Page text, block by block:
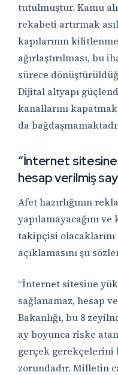
tutulmuştur. Kamu
rekabeti artırmak
kapılarının
ağırlaştırılması, bu
sürece
Dijital altyapı
kanallarını
da
“İnternet
hesap verilmiş
Afet hazırlığının
yapılamayacağını
takipçisi
açıklamasını şu
“İnternet sitesine
sağlanamaz, hesap
Bakanlığı, bu 8
ay boyunca riske
gerçek gerekçelerini
zorundadır. Milletin